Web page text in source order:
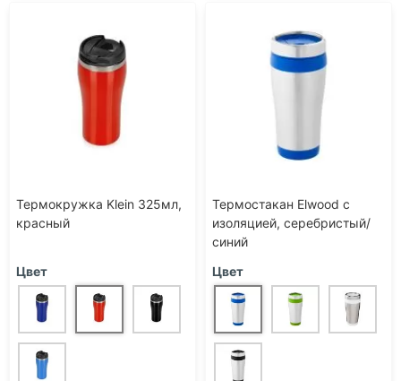
Термокружка Klein 325мл,
красный
Цвет
Термостакан Elwood c
изоляцией, серебристый/
синий
Цвет